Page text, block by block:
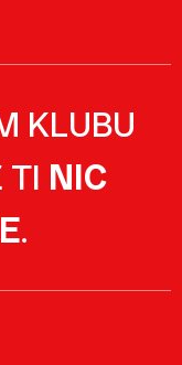
KLUBU
TI NIC
.